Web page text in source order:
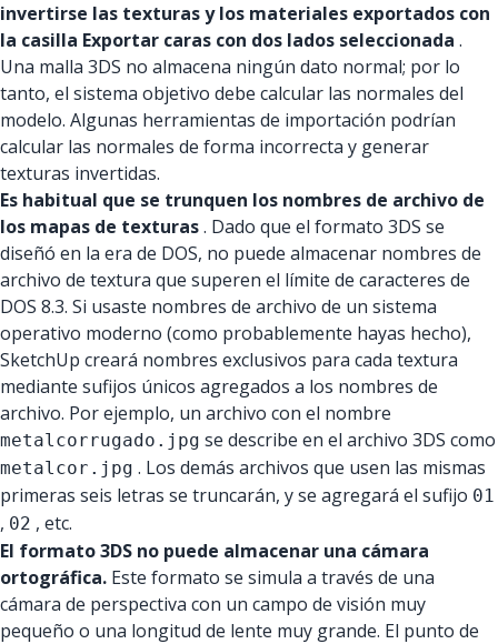
invertirse las texturas y los materiales exportados con
la casilla Exportar caras con dos lados seleccionada .
Una malla 3DS no almacena ningún dato normal; por lo
tanto, el sistema objetivo debe calcular las normales del
modelo. Algunas herramientas de importación podrían
calcular las normales de forma incorrecta y generar
texturas invertidas.
Es habitual que se trunquen los nombres de archivo de
los mapas de texturas. Dado que el formato 3DS se
diseñó en la era de DOS, no puede almacenar nombres de
archivo de textura que superen el límite de caracteres de
DOS 8.3. Si usaste nombres de archivo de un sistema
operativo moderno (como probablemente hayas hecho),
SketchUp creará nombres exclusivos para cada textura
mediante sufijos únicos agregados a los nombres de
archivo. Por ejemplo, un archivo con el nombre
metalcorrugado.jpg se describe en el archivo 3DS como
metalcor.jpg . Los demás archivos que usen las mismas
primeras seis letras se truncarán, y se agregará el sufijo 01
, 02 , etc.
El formato 3DS no puede almacenar una cámara
ortográfica. Este formato se simula a través de una
cámara de perspectiva con un campo de visión muy
pequeño o una longitud de lente muy grande. El punto de